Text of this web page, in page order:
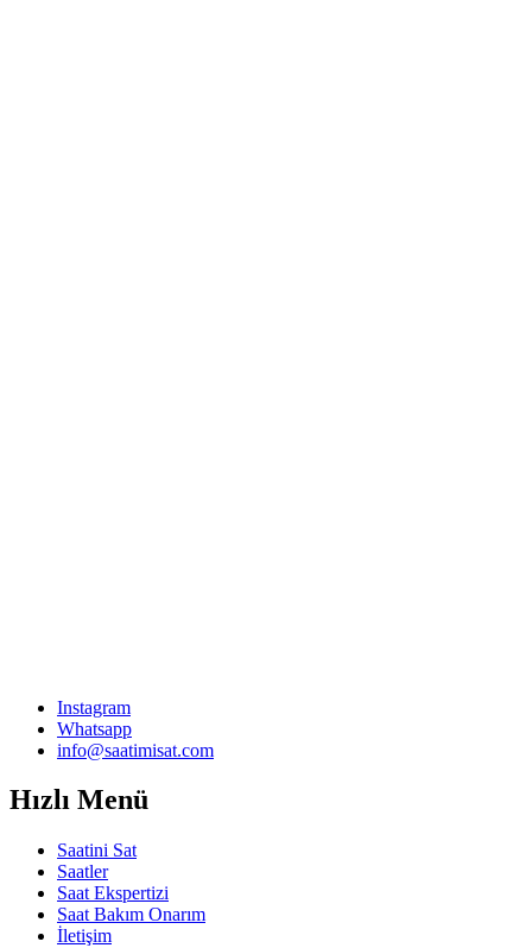
Instagram
Whatsapp
info@saatimisat.com
Hızlı Menü
Saatini Sat
Saatler
Saat Ekspertizi
Saat Bakım Onarım
İletişim